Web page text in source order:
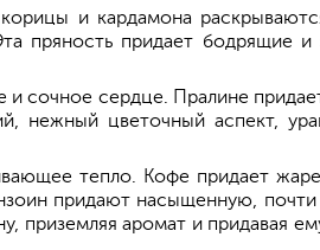
и кардамона
пряность придает бодрящие и
и сочное сердце. Пралине
нежный цветочный аспект,
тепло. Кофе придает
придают насыщенную,
приземляя аромат и придавая